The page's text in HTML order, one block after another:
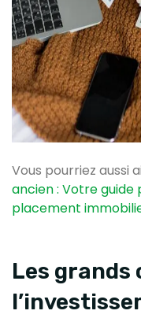
Vous pourriez aussi
ancien : Votre
placement
Les grands